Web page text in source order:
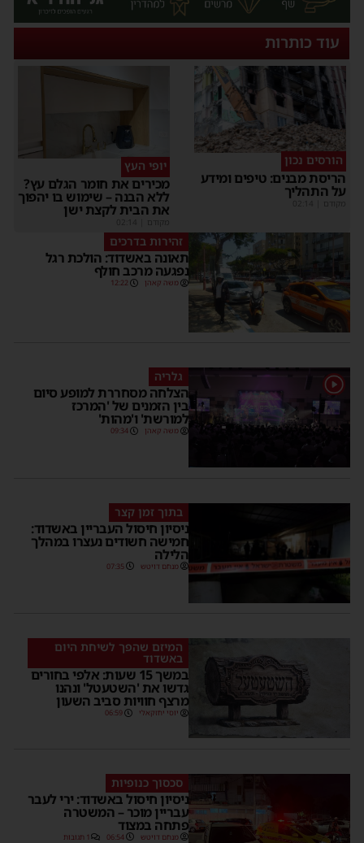
עוד כותרות
הורסים נכון
הריסת מבנים: טיפים ומידע
על התהליך
מקודם
יופי העץ
מכירים את חומר הגלם עץ?
ללא הבנה – שימוש בו יהפוך
את הבית לקצת ישן
מקודם
זהירות בדרכים
תאונה באשדוד: הולכת רגל
נפגעה מרכב חולף
משה קאהן 12:22
1 גלריה
הצלחה מסחררת למופע סיום
בין הזמנים של 'המרכז
למורשת' ו'מהות'
משה קאהן 09:34
בתוך זמן קצר
ניסיון חיסול העבריין באשדוד:
חמישה חשודים נעצרו במהלך
הלילה
מנחם דויטש 07:35
המיזם שהפך לשיחת היום
באשדוד
במשך 15 שעות: אלפי בחורים
גדשו את 'השטעטל' ונהנו
מרצף חוויות סביב השעון
יוסי יחזקאלי 06:59
סכסוך כנופיות
ניסיון חיסול באשדוד: ירי לעבר
עבריין מוכר – המשטרה
פתחה במצוד
מנחם דויטש 06:54 1 תגובות